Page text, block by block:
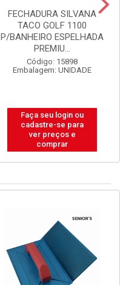
FECHADURA SILVANA
TACO GOLF 1100
P/BANHEIRO ESPELHADA
PREMIU...
Código: 15898
Embalagem: UNIDADE
Faça seu login ou
cadastre-se para
ver preços e
comprar